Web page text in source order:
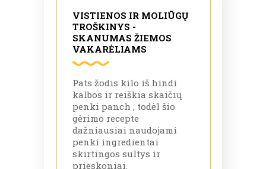
VISTIENOS IR MOLIŪGŲ
TROŠKINYS -
SKANUMAS ŽIEMOS
VAKARĖLIAMS
Pats žodis kilo iš hindi
kalbos ir reiškia skaičių
penki panch , todėl šio
gėrimo recepte
dažniausiai naudojami
penki ingredientai
skirtingos sultys ir
prieskoniai.